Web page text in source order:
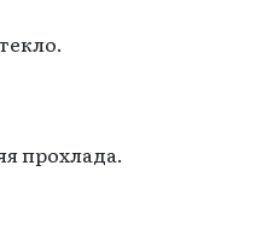
прохлада.